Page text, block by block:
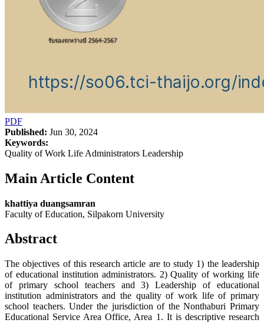
PDF
Published: Jun 30, 2024
Keywords:
Quality of Work Life Administrators Leadership
Main Article Content
khattiya duangsamran
Faculty of Education, Silpakorn University
Abstract
The objectives of this research article are to study 1) the leadership
of educational institution administrators. 2) Quality of working life
of primary school teachers and 3) Leadership of educational
institution administrators and the quality of work life of primary
school teachers. Under the jurisdiction of the Nonthaburi Primary
Educational Service Area Office, Area 1. It is descriptive research